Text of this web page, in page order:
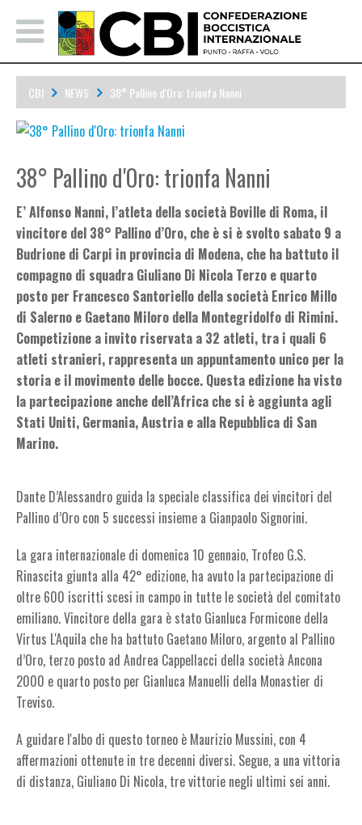
CBI NEWS 38° Pallino d'Oro: trionfa Nanni
38° Pallino d'Oro: trionfa Nanni
E’ Alfonso Nanni, l’atleta della società Boville di Roma, il
vincitore del 38° Pallino d’Oro, che è si è svolto sabato 9 a
Budrione di Carpi in provincia di Modena, che ha battuto il
compagno di squadra Giuliano Di Nicola Terzo e quarto
posto per Francesco Santoriello della società Enrico Millo
di Salerno e Gaetano Miloro della Montegridolfo di Rimini.
Competizione a invito riservata a 32 atleti, tra i quali 6
atleti stranieri, rappresenta un appuntamento unico per la
storia e il movimento delle bocce. Questa edizione ha visto
la partecipazione anche dell’Africa che si è aggiunta agli
Stati Uniti, Germania, Austria e alla Repubblica di San
Marino.
Dante D’Alessandro guida la speciale classifica dei vincitori del
Pallino d’Oro con 5 successi insieme a Gianpaolo Signorini.
La gara internazionale di domenica 10 gennaio, Trofeo G.S.
Rinascita giunta alla 42° edizione, ha avuto la partecipazione di
oltre 600 iscritti scesi in campo in tutte le società del comitato
emiliano. Vincitore della gara è stato Gianluca Formicone della
Virtus L'Aquila che ha battuto Gaetano Miloro, argento al Pallino
d’Oro, terzo posto ad Andrea Cappellacci della società Ancona
2000 e quarto posto per Gianluca Manuelli della Monastier di
Treviso.
A guidare l'albo di questo torneo è Maurizio Mussini, con 4
affermazioni ottenute in tre decenni diversi. Segue, a una vittoria
di distanza, Giuliano Di Nicola, tre vittorie negli ultimi sei anni.